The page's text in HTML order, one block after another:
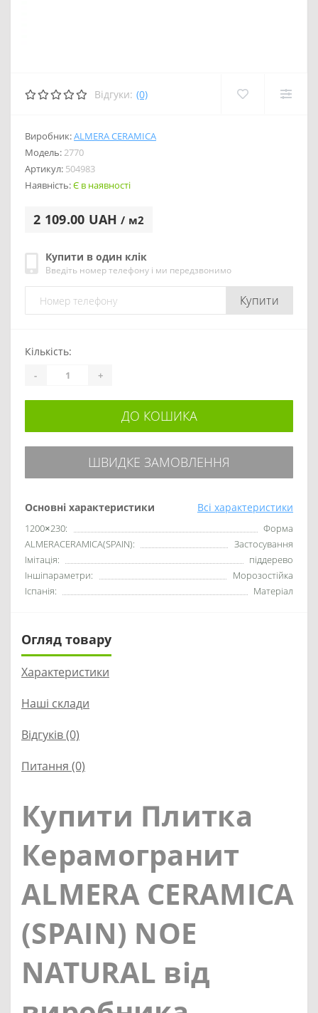
Відгуки: (0)
Виробник:ALMERA CERAMICA
Модель:2770
Артикул: 504983
Наявність:Є в наявності
2 109.00 UAH / м2
Купити в один клік
Введіть номер телефону і ми передзвонимо
Купити
Основні характеристики Всі характеристики
1200×230:
Форма
ALMERACERAMICA(SPAIN):
Застосування
Імітація:
піддерево
Іншіпараметри:
Морозостійка
Іспанія:
Матеріал
Кількість:
- +
ДО КОШИКА
ШВИДКЕ ЗАМОВЛЕННЯ
Огляд товару
Характеристики
Наші склади
Відгуків (0)
Питання (0)
Купити Плитка
Керамогранит
ALMERA CERAMICA
(SPAIN) NOE
NATURAL від